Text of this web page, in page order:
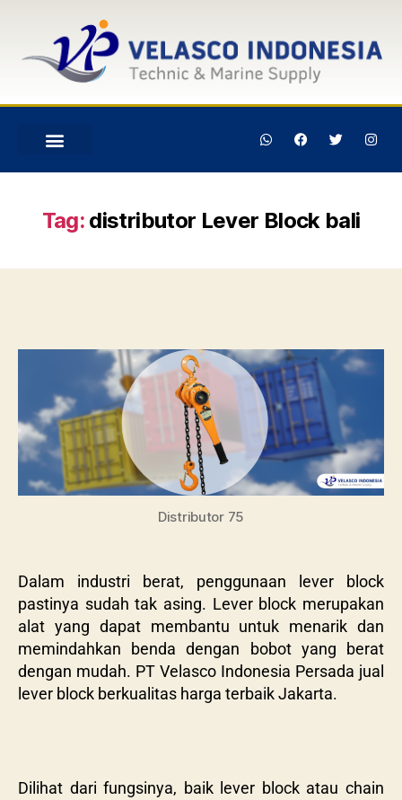
Tag: distributor Lever Block bali
Distributor 75
Dalam industri berat, penggunaan lever block
pastinya sudah tak asing. Lever block merupakan
alat yang dapat membantu untuk menarik dan
memindahkan benda dengan bobot yang berat
dengan mudah. PT Velasco Indonesia Persada jual
lever block berkualitas harga terbaik Jakarta.
Dilihat dari fungsinya, baik lever block atau chain